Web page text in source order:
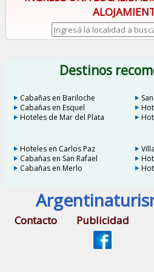
Destinos
Cabañas en Bariloche
Cabañas en Esquel
Hoteles de Mar del Plata
Hoteles en Carlos Paz
Cabañas en San Rafael
Cabañas en Merlo
Contacto Publicidad